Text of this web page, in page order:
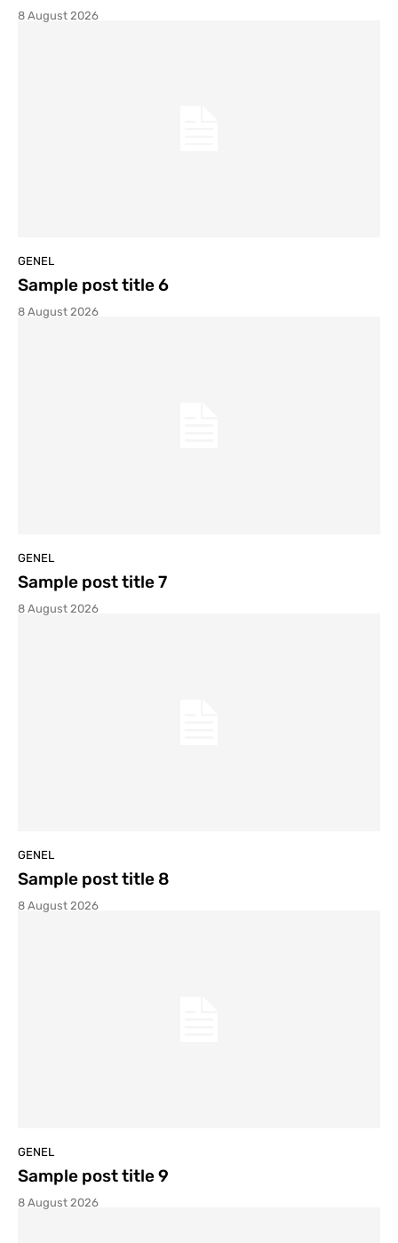
8 August 2026
GENEL
Sample post title 6
8 August 2026
GENEL
Sample post title 7
8 August 2026
GENEL
Sample post title 8
8 August 2026
GENEL
Sample post title 9
8 August 2026